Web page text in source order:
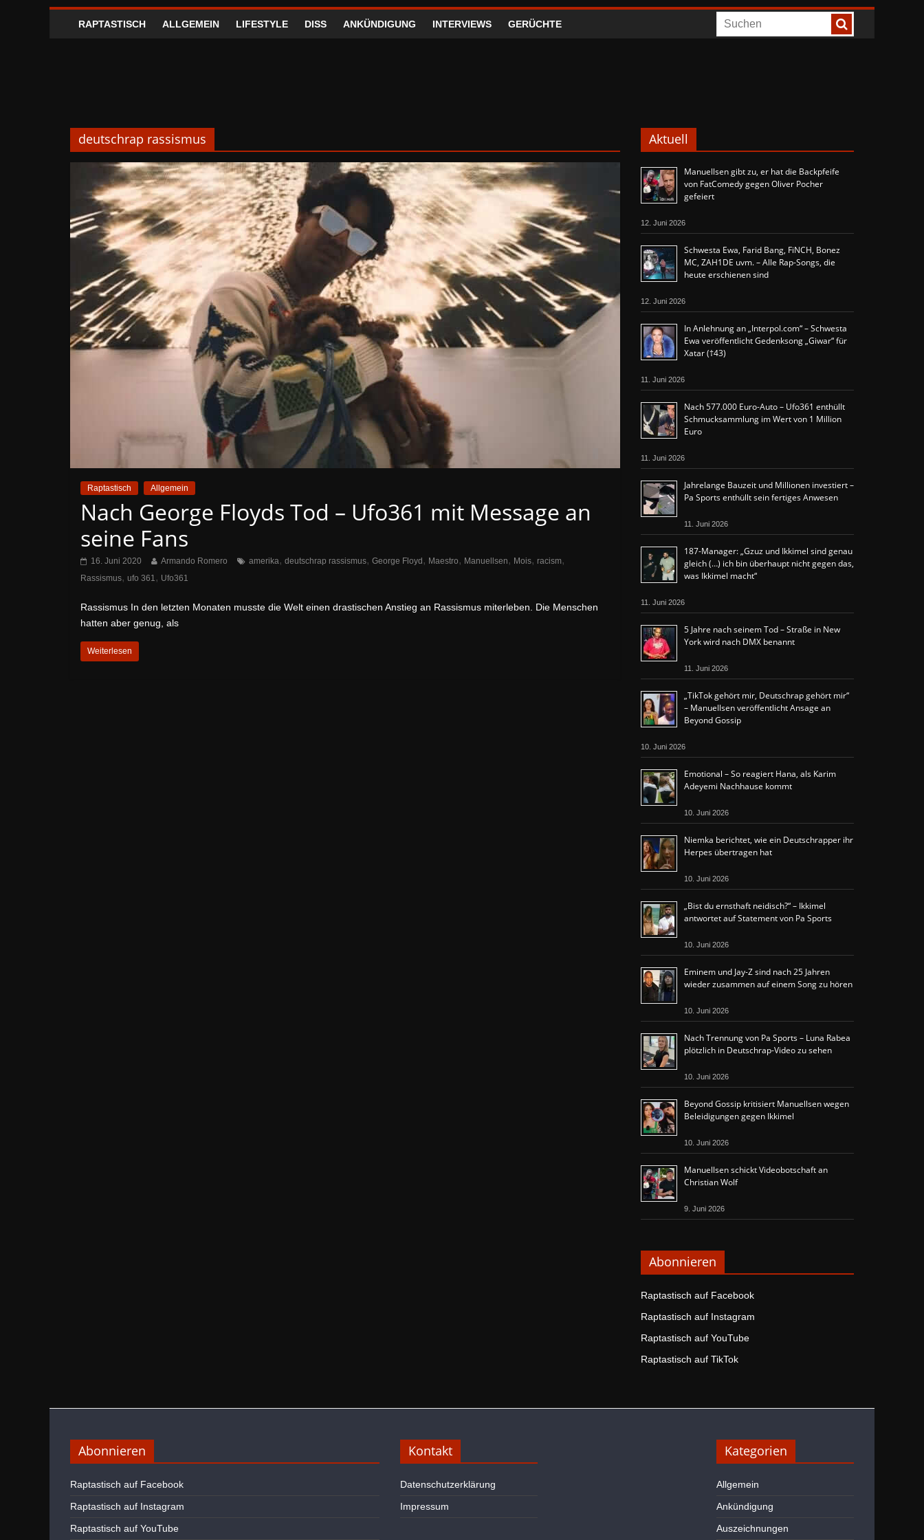
RAPTASTISCH ALLGEMEIN LIFESTYLE DISS ANKÜNDIGUNG INTERVIEWS GERÜCHTE
deutschrap rassismus
Raptastisch Allgemein
Nach George Floyds Tod – Ufo361 mit Message an
seine Fans
16. Juni 2020 Armando Romero amerika, deutschrap rassismus, George Floyd , Maestro, Manuellsen, Mois, racism,
Rassismus, ufo 361, Ufo361
Rassismus In den letzten Monaten musste die Welt einen drastischen Anstieg an Rassismus miterleben. Die Menschen
hatten aber genug, als
Weiterlesen
Aktuell
Manuellsen gibt zu, er hat die Backpfeife
von FatComedy gegen Oliver Pocher
gefeiert
12. Juni 2026
Schwesta Ewa, Farid Bang, FiNCH, Bonez
MC, ZAH1DE uvm. – Alle Rap-Songs, die
heute erschienen sind
12. Juni 2026
In Anlehnung an „Interpol.com“ – Schwesta
Ewa veröffentlicht Gedenksong „Giwar“ für
Xatar (†43)
11. Juni 2026
Nach 577.000 Euro-Auto – Ufo361 enthüllt
Schmucksammlung im Wert von 1 Million
Euro
11. Juni 2026
Jahrelange Bauzeit und Millionen investiert –
Pa Sports enthüllt sein fertiges Anwesen
11. Juni 2026
187-Manager: „Gzuz und Ikkimel sind genau
gleich (…) ich bin überhaupt nicht gegen das,
was Ikkimel macht“
11. Juni 2026
5 Jahre nach seinem Tod – Straße in New
York wird nach DMX benannt
11. Juni 2026
„TikTok gehört mir, Deutschrap gehört mir“
– Manuellsen veröffentlicht Ansage an
Beyond Gossip
10. Juni 2026
Emotional – So reagiert Hana, als Karim
Adeyemi Nachhause kommt
10. Juni 2026
Niemka berichtet, wie ein Deutschrapper ihr
Herpes übertragen hat
10. Juni 2026
„Bist du ernsthaft neidisch?“ – Ikkimel
antwortet auf Statement von Pa Sports
10. Juni 2026
Eminem und Jay-Z sind nach 25 Jahren
wieder zusammen auf einem Song zu hören
10. Juni 2026
Nach Trennung von Pa Sports – Luna Rabea
plötzlich in Deutschrap-Video zu sehen
10. Juni 2026
Beyond Gossip kritisiert Manuellsen wegen
Beleidigungen gegen Ikkimel
10. Juni 2026
Manuellsen schickt Videobotschaft an
Christian Wolf
9. Juni 2026
Abonnieren
Raptastisch auf Facebook
Raptastisch auf Instagram
Raptastisch auf YouTube
Raptastisch auf TikTok
Abonnieren
Raptastisch auf Facebook
Raptastisch auf Instagram
Raptastisch auf YouTube
Kontakt
Datenschutzerklärung
Impressum
Kategorien
Allgemein
Ankündigung
Auszeichnungen